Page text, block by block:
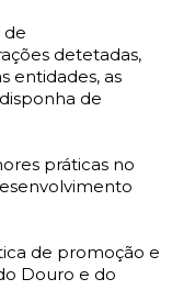
de
detetadas,
entidades, as
de
práticas no
de promoção e
Douro e do